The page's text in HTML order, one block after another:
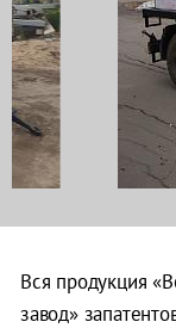
Вся продукция
завод»